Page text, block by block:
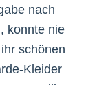
nach
konnte nie
schönen
Kleider